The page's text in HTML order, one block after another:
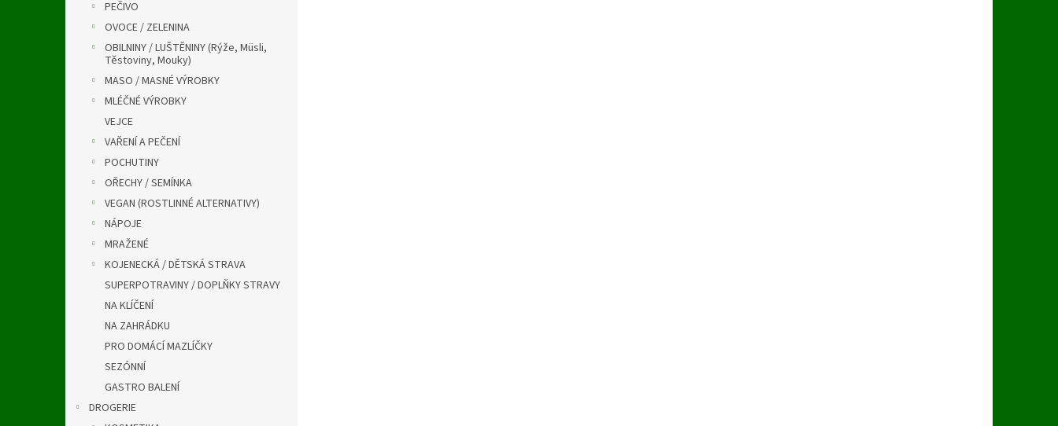
PEČIVO
OVOCE / ZELENINA
OBILNINY / LUŠTĚNINY (Rýže, Müsli,
Těstoviny, Mouky)
MASO / MASNÉ VÝROBKY
MLÉČNÉ VÝROBKY
VEJCE
VAŘENÍ A PEČENÍ
POCHUTINY
OŘECHY / SEMÍNKA
VEGAN (ROSTLINNÉ ALTERNATIVY)
NÁPOJE
MRAŽENÉ
KOJENECKÁ / DĚTSKÁ STRAVA
SUPERPOTRAVINY / DOPLŇKY STRAVY
NA KLÍČENÍ
NA ZAHRÁDKU
PRO DOMÁCÍ MAZLÍČKY
SEZÓNNÍ
GASTRO BALENÍ
DROGERIE